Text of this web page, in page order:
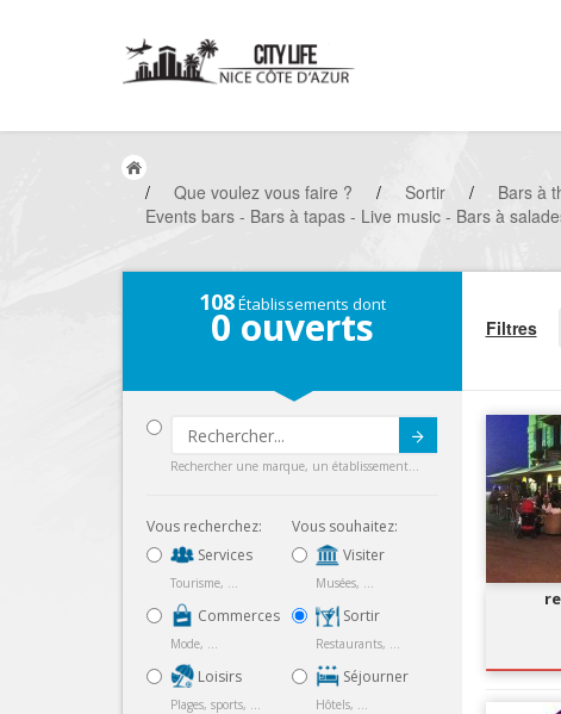
/ Que voulez vous faire ? / Sortir / Bars à
Events bars - Bars à tapas - Live music - Bars à
108Établissements dont
0 ouverts
Rechercher une marque, un établissement...
Vous recherchez:
Services
Tourisme, ...
Commerces
Mode, ...
Loisirs
Plages, sports, ...
Vous souhaitez:
Visiter
Musées, ...
Sortir
Restaurants, ...
Séjourner
Hôtels, ...
Filtres